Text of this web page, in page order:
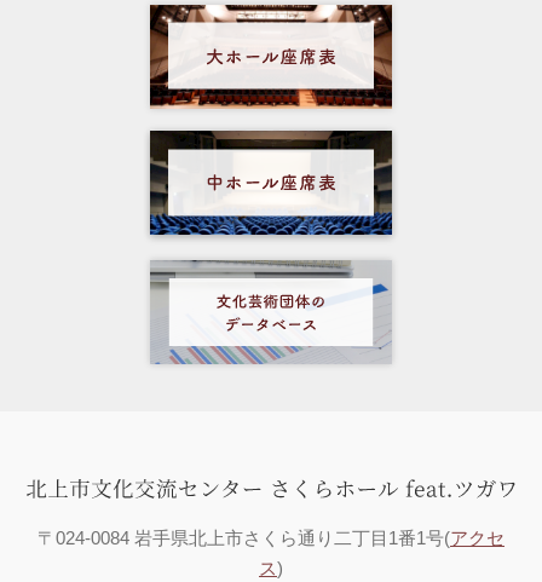
〒024-0084 岩手県北上市さくら通り二丁目1番1号(アクセ
ス)